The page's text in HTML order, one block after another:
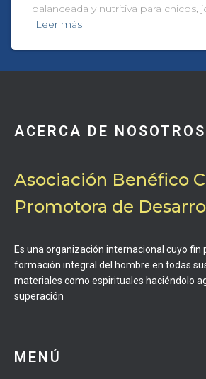
balanceada y nutritiva para chicos,
Leer más
ACERCA DE NOSOTROS
Asociación Benéfico
Promotora de
Es una organización internacional cuyo fin
formación integral del hombre en todas
materiales como espirituales haciéndolo
superación
MENÚ